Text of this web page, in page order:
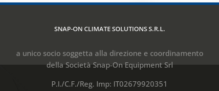
SNAP-ON CLIMATE SOLUTIONS S.R.L.
a unico socio soggetta alla direzione e coordinamento
della Società Snap-On Equipment Srl
P.I./C.F./Reg. Imp: IT02679920351